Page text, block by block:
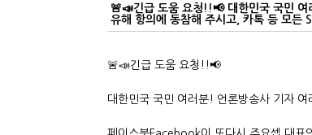
🚨📣긴급 도움 요청!!📢 대한민국 국민
유해 항의에 동참해 주시고, 카톡 등 모든
🚨📣긴급 도움 요청!!📢
대한민국 국민 여러분! 언론방송사 기자 여